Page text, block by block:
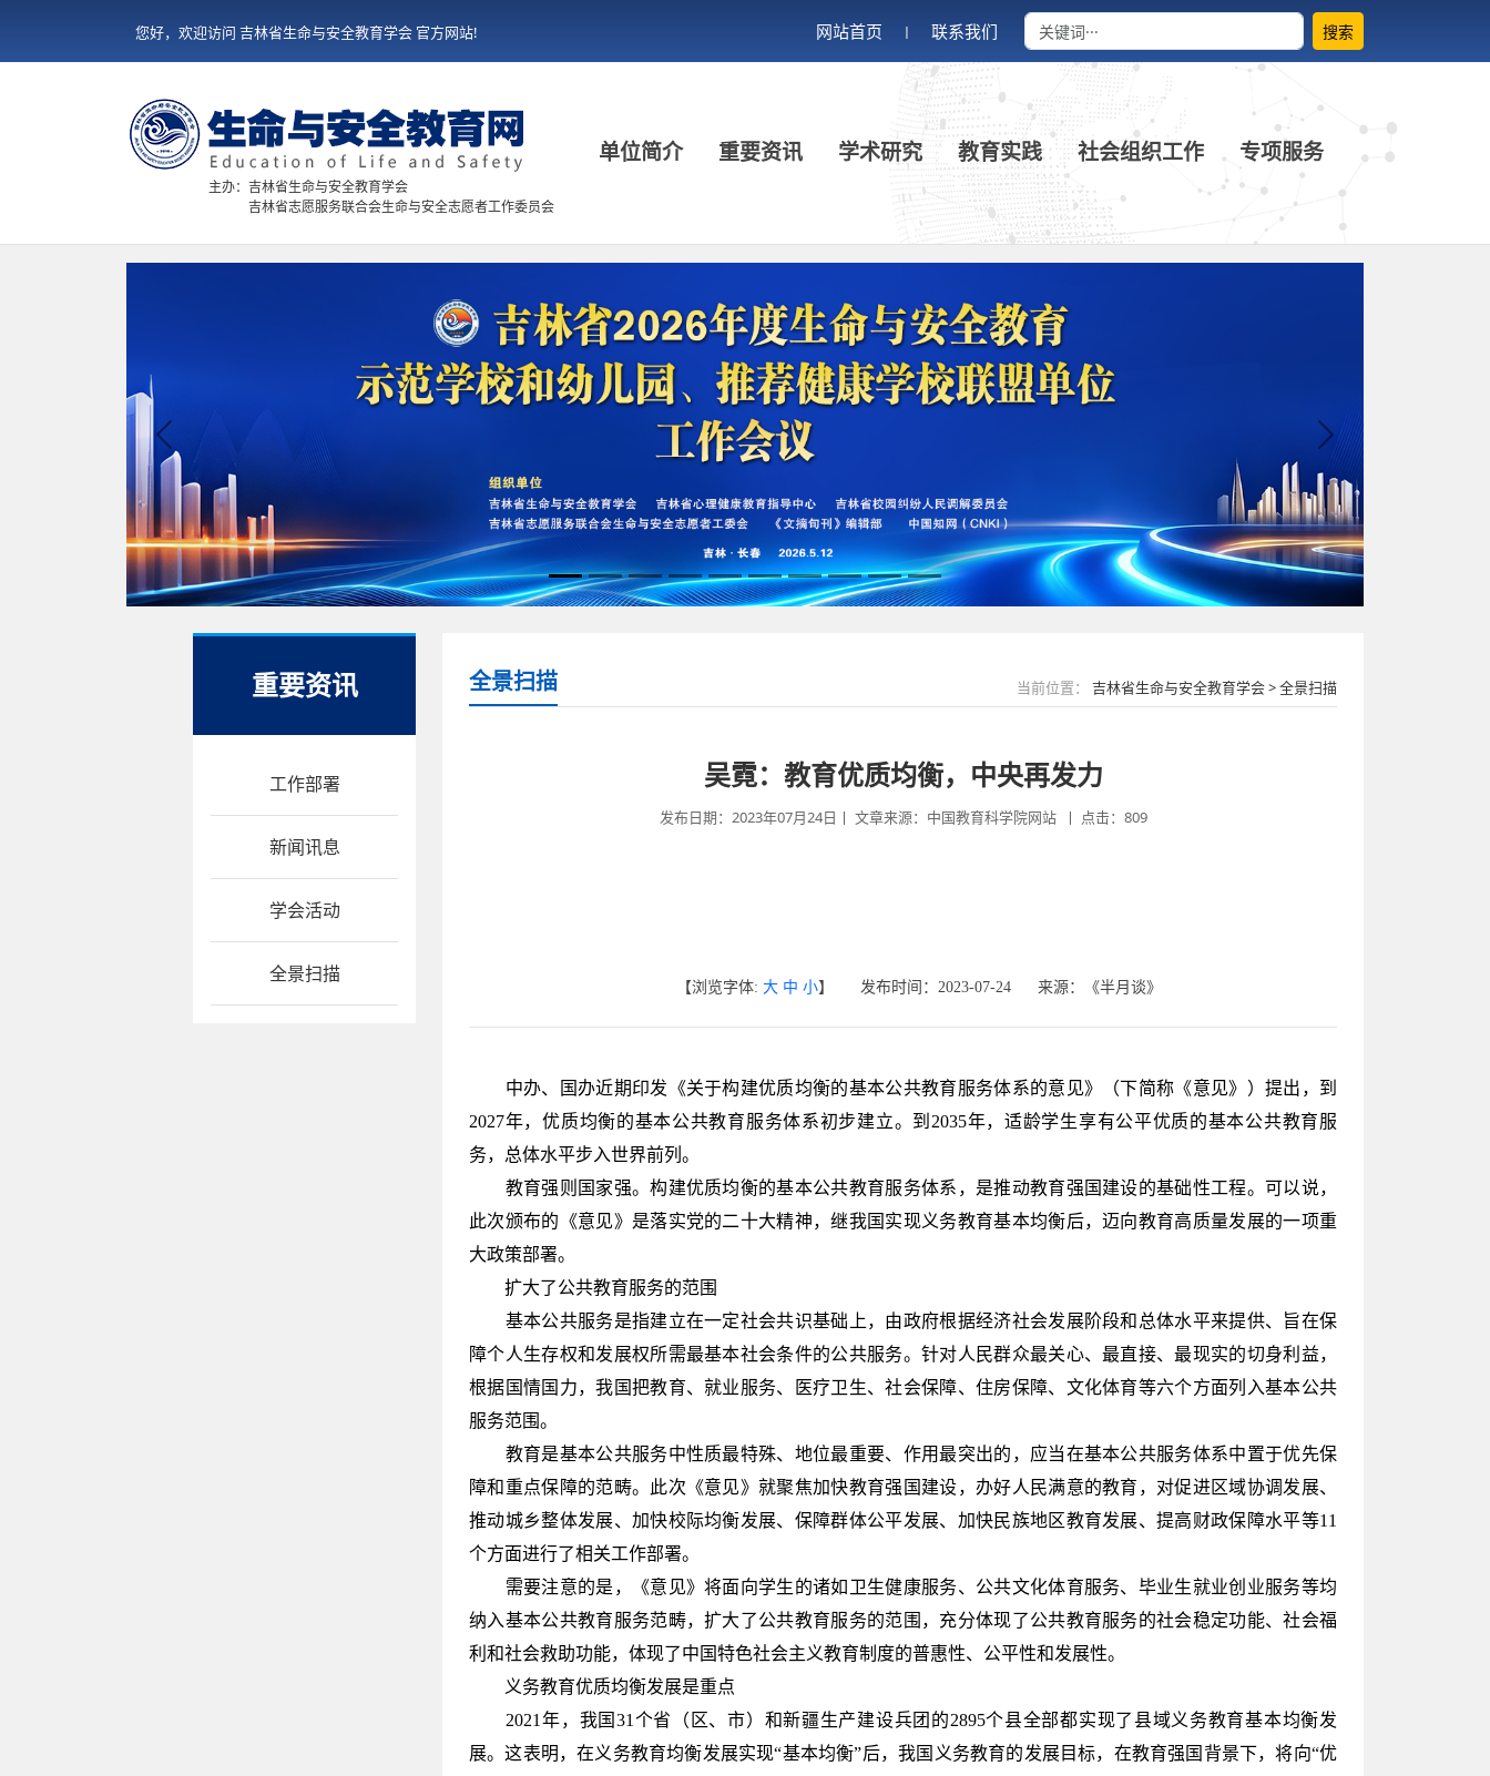
您好，欢迎访问 吉林省生命与安全教育学会 官方网站! 网站首页 丨 联系我们 搜索
主办：吉林省生命与安全教育学会
吉林省志愿服务联合会生命与安全志愿者工作委员会
单位简介 重要资讯 学术研究 教育实践 社会组织工作 专项服务
Previous Next
重要资讯
工作部署
新闻讯息
学会活动
全景扫描
全景扫描 当前位置： 吉林省生命与安全教育学会 > 全景扫描
吴霓：教育优质均衡，中央再发力
发布日期：2023年07月24日丨 文章来源：中国教育科学院网站 丨 点击：809
【浏览字体: 大 中 小】 发布时间：2023-07-24 来源：《半月谈》
中办、国办近期印发《关于构建优质均衡的基本公共教育服务体系的意见》（下简称《意见》）提出，到
2027年，优质均衡的基本公共教育服务体系初步建立。到2035年，适龄学生享有公平优质的基本公共教育服
务，总体水平步入世界前列。
教育强则国家强。构建优质均衡的基本公共教育服务体系，是推动教育强国建设的基础性工程。可以说，
此次颁布的《意见》是落实党的二十大精神，继我国实现义务教育基本均衡后，迈向教育高质量发展的一项重
大政策部署。
扩大了公共教育服务的范围
基本公共服务是指建立在一定社会共识基础上，由政府根据经济社会发展阶段和总体水平来提供、旨在保
障个人生存权和发展权所需最基本社会条件的公共服务。针对人民群众最关心、最直接、最现实的切身利益，
根据国情国力，我国把教育、就业服务、医疗卫生、社会保障、住房保障、文化体育等六个方面列入基本公共
服务范围。
教育是基本公共服务中性质最特殊、地位最重要、作用最突出的，应当在基本公共服务体系中置于优先保
障和重点保障的范畴。此次《意见》就聚焦加快教育强国建设，办好人民满意的教育，对促进区域协调发展、
推动城乡整体发展、加快校际均衡发展、保障群体公平发展、加快民族地区教育发展、提高财政保障水平等11
个方面进行了相关工作部署。
需要注意的是，《意见》将面向学生的诸如卫生健康服务、公共文化体育服务、毕业生就业创业服务等均
纳入基本公共教育服务范畴，扩大了公共教育服务的范围，充分体现了公共教育服务的社会稳定功能、社会福
利和社会救助功能，体现了中国特色社会主义教育制度的普惠性、公平性和发展性。
义务教育优质均衡发展是重点
2021年，我国31个省（区、市）和新疆生产建设兵团的2895个县全部都实现了县域义务教育基本均衡发
展。这表明，在义务教育均衡发展实现“基本均衡”后，我国义务教育的发展目标，在教育强国背景下，将向“优